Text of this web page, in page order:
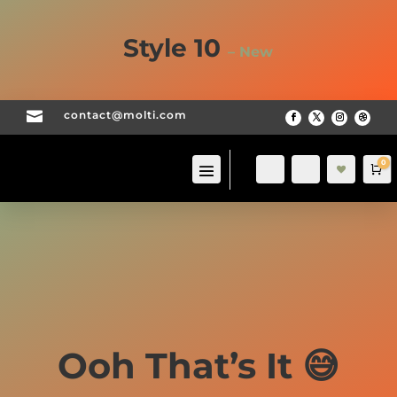
Style 10– New
 contact@molti.com
Search
e
0
Ooh That’s It 😅